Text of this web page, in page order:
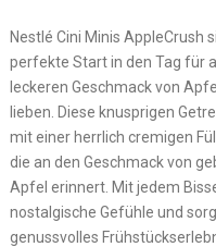
Nestlé Cini Minis AppleCrush
perfekte Start in den Tag für
leckeren Geschmack von
lieben. Diese knusprigen
mit einer herrlich cremigen
die an den Geschmack von
Apfel erinnert. Mit jedem
nostalgische Gefühle und
genussvolles